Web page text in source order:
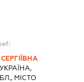
МІСТО